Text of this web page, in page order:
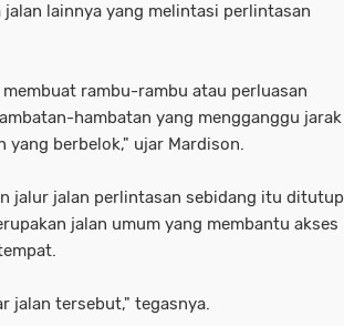
lainnya yang melintasi perlintasan
rambu-rambu atau perluasan
hambatan yang mengganggu jarak
yang berbelok," ujar Mardison.
jalur jalan perlintasan sebidang itu ditutup
jalan umum yang membantu akses
jalan tersebut," tegasnya.